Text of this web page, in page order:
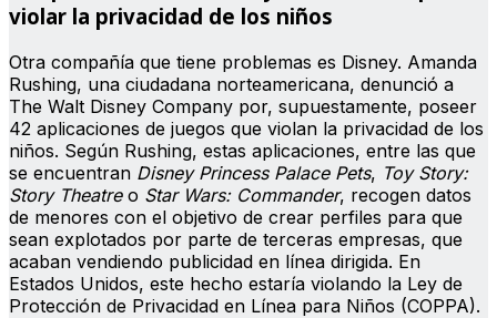
violar la privacidad de los niños
Otra compañía que tiene problemas es Disney. Amanda
Rushing, una ciudadana norteamericana, denunció a
The Walt Disney Company por, supuestamente, poseer
42 aplicaciones de juegos que violan la privacidad de los
niños. Según Rushing, estas aplicaciones, entre las que
se encuentran Disney Princess Palace Pets, Toy Story:
Story Theatreo Star Wars: Commander, recogen datos
de menores con el objetivo de crear perfiles para que
sean explotados por parte de terceras empresas, que
acaban vendiendo publicidad en línea dirigida. En
Estados Unidos, este hecho estaría violando la Ley de
Protección de Privacidad en Línea para Niños (COPPA).